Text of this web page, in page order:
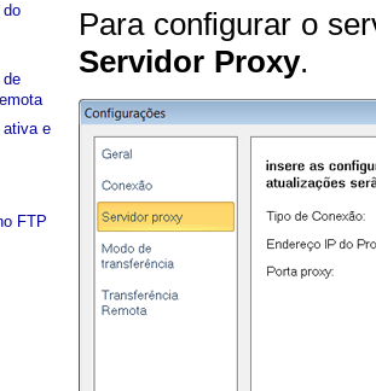
do
de
ativa e
FTP
Para configurar o
Servidor Proxy.